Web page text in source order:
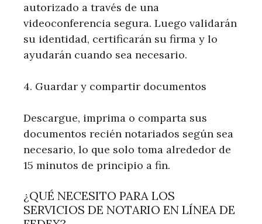
autorizado a través de una
videoconferencia segura. Luego validarán
su identidad, certificarán su firma y lo
ayudarán cuando sea necesario.
4. Guardar y compartir documentos
Descargue, imprima o comparta sus
documentos recién notariados según sea
necesario, lo que solo toma alrededor de
15 minutos de principio a fin.
¿QUÉ NECESITO PARA LOS
SERVICIOS DE NOTARIO EN LÍNEA DE